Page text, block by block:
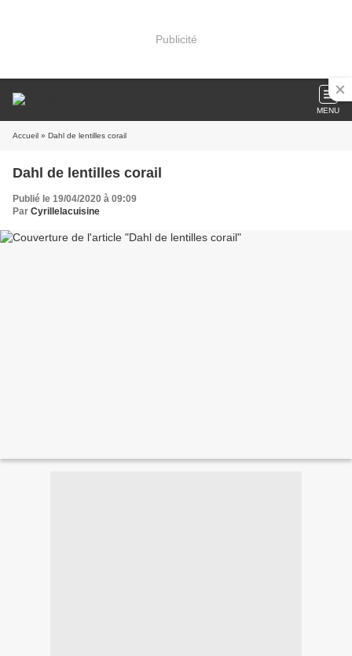
Publicité
MENU
Accueil » Dahl de lentilles corail
Dahl de lentilles corail
Publié le 19/04/2020 à 09:09
Par Cyrillelacuisine